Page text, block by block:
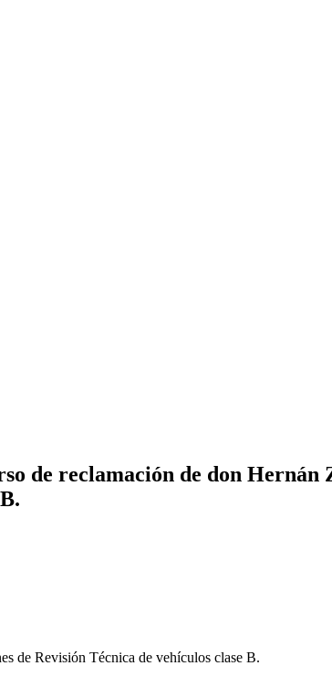
de reclamación de don
de Revisión Técnica de vehículos clase B.